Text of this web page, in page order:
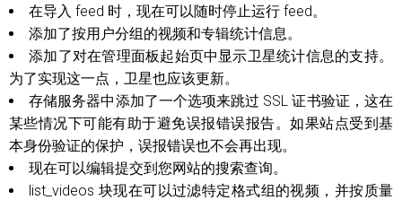
在导入 feed 时，现在可以随时停止运行 feed。
添加了按用户分组的视频和专辑统计信息。
添加了对在管理面板起始页中显示卫星统计信息的支持。
为了实现这一点，卫星也应该更新。
存储服务器中添加了一个选项来跳过 SSL 证书验证，这在
某些情况下可能有助于避免误报错误报告。如果站点受到基
本身份验证的保护，误报错误也不会再出现。
现在可以编辑提交到您网站的搜索查询。
list_videos 块现在可以过滤特定格式组的视频，并按质量